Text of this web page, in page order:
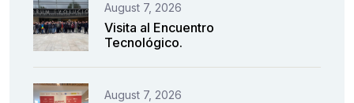
August 7, 2026
Visita al Encuentro
Tecnológico.
August 7, 2026